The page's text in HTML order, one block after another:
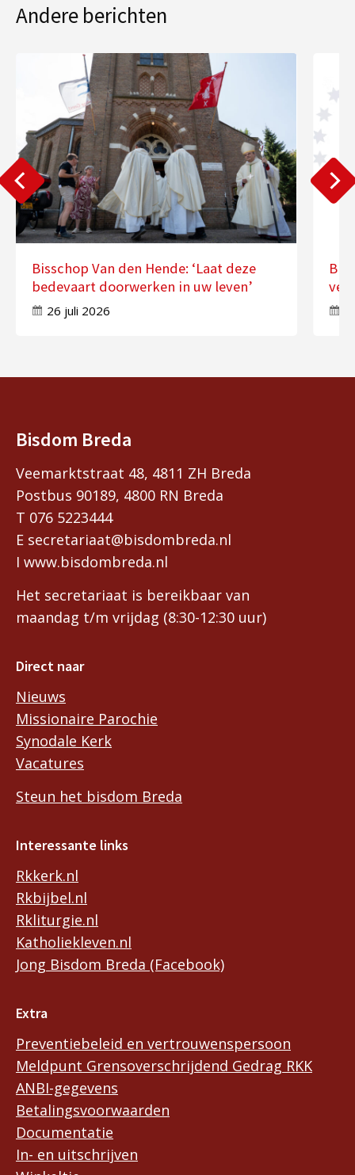
Andere berichten
Bisschop Van den Hende: ‘Laat deze
bedevaart doorwerken in uw leven’
26 juli 2026
Bisdom Breda
Veemarktstraat 48, 4811 ZH Breda
Postbus 90189, 4800 RN Breda
T 076 5223444
E secretariaat@bisdombreda.nl
I www.bisdombreda.nl
Het secretariaat is bereikbaar van
maandag t/m vrijdag (8:30-12:30 uur)
Direct naar
Nieuws
Missionaire Parochie
Synodale Kerk
Vacatures
Steun het bisdom Breda
Interessante links
Rkkerk.nl
Rkbijbel.nl
Rkliturgie.nl
Katholiekleven.nl
Jong Bisdom Breda (Facebook)
Extra
Preventiebeleid en vertrouwenspersoon
Meldpunt Grensoverschrijdend Gedrag RKK
ANBI-gegevens
Betalingsvoorwaarden
Documentatie
In- en uitschrijven